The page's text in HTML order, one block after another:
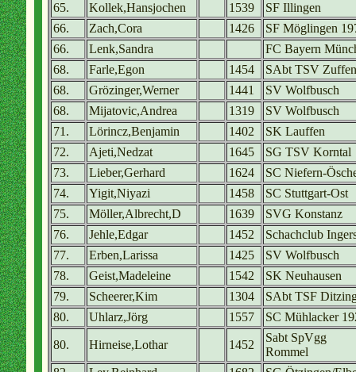
65.
Kollek,Hansjochen 1539
SF Illingen
66.
Zach,Cora 1426
SF Möglingen
66.
Lenk,Sandra
FC Bayern
68.
Farle,Egon 1454
SAbt TSV
68.
Grözinger,Werner 1441
SV Wolfbusch
68.
Mijatovic,Andrea 1319
SV Wolfbusch
71.
Lörincz,Benjamin 1402
SK Lauffen
72.
Ajeti,Nedzat 1645
SG TSV Korntal
73.
Lieber,Gerhard 1624
SC Niefern-
74.
Yigit,Niyazi 1458
SC Stuttgart-Ost
75.
Möller,Albrecht,D 1639
SVG Konstanz
76.
Jehle,Edgar 1452
Schachclub
77.
Erben,Larissa 1425
SV Wolfbusch
78.
Geist,Madeleine 1542
SK Neuhausen
79.
Scheerer,Kim 1304
SAbt TSF
80.
Uhlarz,Jörg 1557 SC Mühlacker
80. Hirneise,Lothar 1452
Sabt SpVgg
Rommel